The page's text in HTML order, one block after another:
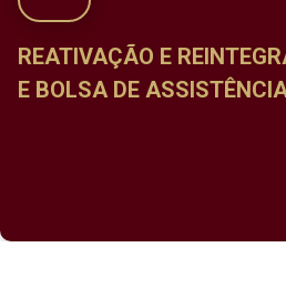
CALENDÁRIO DE
DISCIPLINAS DO